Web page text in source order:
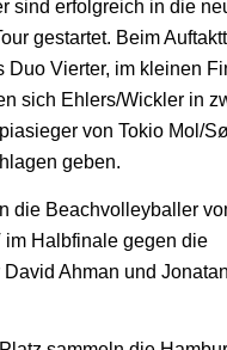
sind erfolgreich in die
gestartet. Beim
Duo Vierter, im kleinen
sich Ehlers/Wickler in
von Tokio Mol/
geben.
die Beachvolleyballer
im Halbfinale gegen die
Ahman und